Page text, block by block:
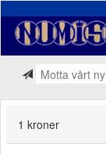
1 kroner